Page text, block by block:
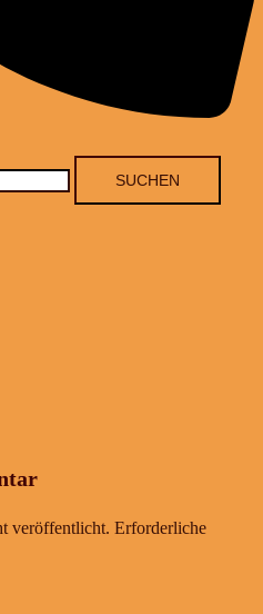
veröffentlicht. Erforderliche